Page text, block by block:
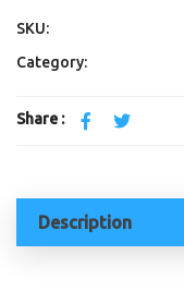
SKU:
Category:
Share :
Description